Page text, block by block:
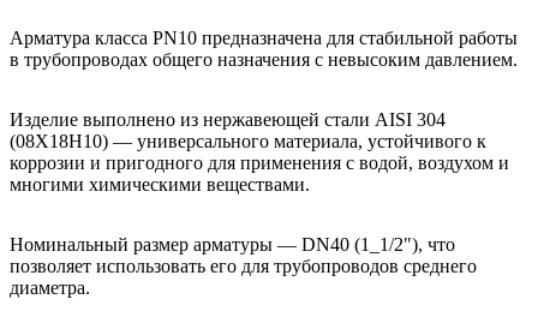
Арматура класса PN10 предназначена для стабильной работы
в трубопроводах общего назначения с невысоким давлением.
Изделие выполнено из нержавеющей стали AISI 304
(08Х18Н10) — универсального материала, устойчивого к
коррозии и пригодного для применения с водой, воздухом и
многими химическими веществами.
Номинальный размер арматуры — DN40 (1_1/2"), что
позволяет использовать его для трубопроводов среднего
диаметра.